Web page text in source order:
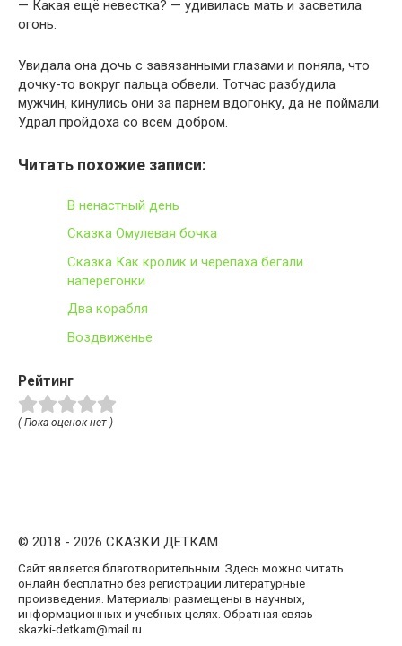
— Какая ещё невестка? — удивилась мать и засветила
огонь.
Увидала она дочь с завязанными глазами и поняла, что
дочку-то вокруг пальца обвели. Тотчас разбудила
мужчин, кинулись они за парнем вдогонку, да не поймали.
Удрал пройдоха со всем добром.
Читать похожие записи:
В ненастный день
Сказка Омулевая бочка
Сказка Как кролик и черепаха бегали
наперегонки
Два корабля
Воздвиженье
Рейтинг
( Пока оценок нет )
© 2018 - 2026 СКАЗКИ ДЕТКАМ
Сайт является благотворительным. Здесь можно читать
онлайн бесплатно без регистрации литературные
произведения. Материалы размещены в научных,
информационных и учебных целях. Обратная связь
skazki-detkam@mail.ru